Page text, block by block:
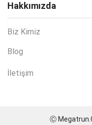
Hakkımızda
Biz Kimiz
Blog
İletişim
Ⓒ